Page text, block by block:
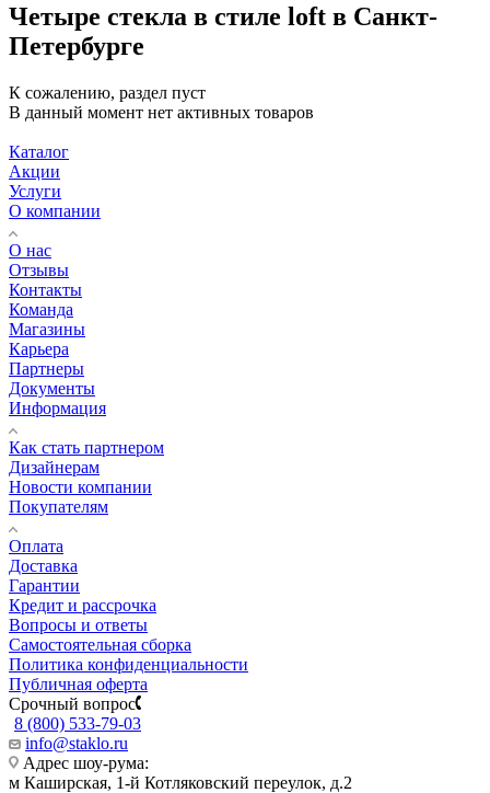
Четыре стекла в стиле loft в Санкт-
Петербурге
К сожалению, раздел пуст
В данный момент нет активных товаров
Каталог
Акции
Услуги
О компании
О нас
Отзывы
Контакты
Команда
Магазины
Карьера
Партнеры
Документы
Информация
Как стать партнером
Дизайнерам
Новости компании
Покупателям
Оплата
Доставка
Гарантии
Кредит и рассрочка
Вопросы и ответы
Самостоятельная сборка
Политика конфиденциальности
Публичная оферта
Срочный вопрос
8 (800) 533-79-03
info@staklo.ru
Адрес шоу-рума:
м Каширская, 1-й Котляковский переулок, д.2